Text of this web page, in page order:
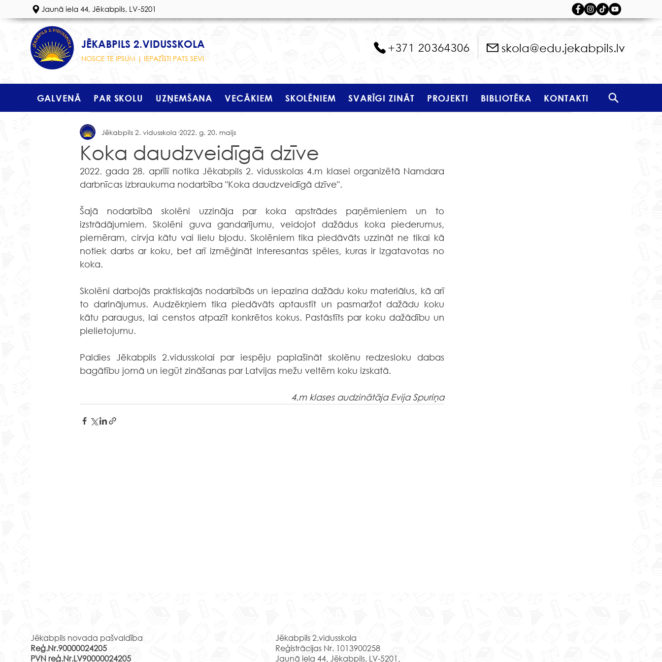
Jaunā iela 44, Jēkabpils, LV-5201
JĒKABPILS 2.VIDUSSKOLA
NOSCE TE IPSUM | IEPAZĪSTI PATS SEVI
+371 20364306 skola@edu.jekabpils.lv
GALVENĀ PAR SKOLU UZŅEMŠANA VECĀKIEM SKOLĒNIEM SVARĪGI ZINĀT PROJEKTI BIBLIOTĒKA KONTAKTI
Koka daudzveidīgā dzīve
Jēkabpils 2. vidusskola 2022. g. 20. maijs
2022. gada 28. aprīlī notika Jēkabpils 2. vidusskolas 4.m klasei organizētā Namdara
darbnīcas izbraukuma nodarbība "Koka daudzveidīgā dzīve".
Šajā nodarbībā skolēni uzzināja par koka apstrādes paņēmieniem un to
izstrādājumiem. Skolēni guva gandarījumu, veidojot dažādus koka piederumus,
piemēram, cirvja kātu vai lielu bļodu. Skolēniem tika piedāvāts uzzināt ne tikai kā
notiek darbs ar koku, bet arī izmēģināt interesantas spēles, kuras ir izgatavotas no
koka.
Skolēni darbojās praktiskajās nodarbībās un iepazina dažādu koku materiālus, kā arī
to darinājumus. Audzēkņiem tika piedāvāts aptaustīt un pasmaržot dažādu koku
kātu paraugus, lai censtos atpazīt konkrētos kokus. Pastāstīts par koku dažādību un
pielietojumu.
Paldies Jēkabpils 2.vidusskolai par iespēju paplašināt skolēnu redzesloku dabas
bagātību jomā un iegūt zināšanas par Latvijas mežu veltēm koku izskatā.
4.m klases audzinātāja Evija Spuriņa
pelnījuši atpūtu savu draugu un
klasesbiedru lokā. Tik sen
Jēkabpils novada pašvaldība
Reģ.Nr.90000024205
PVN reģ.Nr.LV90000024205
Jēkabpils 2.vidusskola
Reģistrācijas Nr. 1013900258
Jaunā iela 44, Jēkabpils, LV-5201,